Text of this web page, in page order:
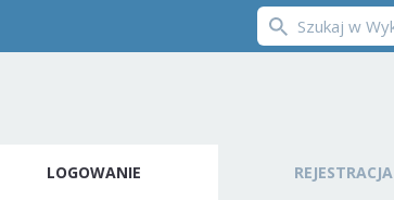
LOGOWANIE REJESTRACJA